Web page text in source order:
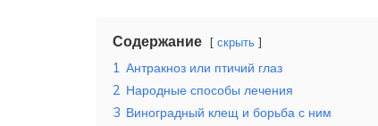
Содержание скрыть
1 Антракноз или птичий глаз
2 Народные способы лечения
3 Виноградный клещ и борьба с ним